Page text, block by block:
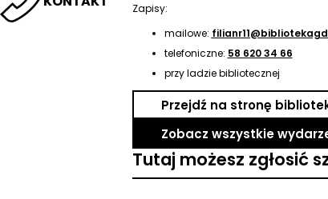
Zapisy:
mailowe:
telefoniczne: 58 620 34 66
przy ladzie bibliotecznej
Przejdź na stronę
Zobacz wszystkie
Tutaj możesz zgłosić